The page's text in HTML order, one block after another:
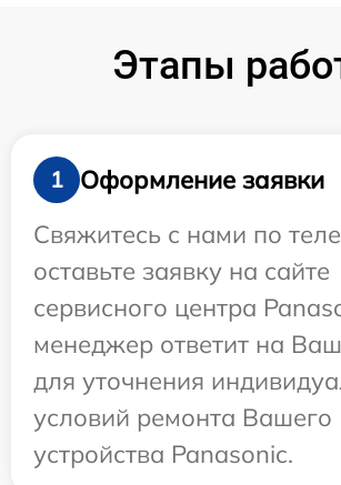
Этапы
1
Оформление заявки
Свяжитесь с нами по
оставьте заявку на сайте
сервисного центра
менеджер ответит на
для уточнения
условий ремонта Вашего
устройства Panasonic.